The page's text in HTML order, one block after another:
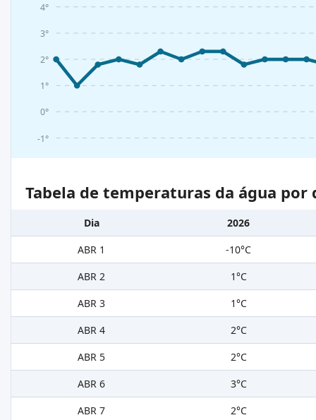
-1°
0°
1°
2°
3°
4°
Tabela de temperaturas da água
Dia
2026
ABR 1
-10°C
ABR 2
1°C
ABR 3
1°C
ABR 4
2°C
ABR 5
2°C
ABR 6
3°C
ABR 7
2°C